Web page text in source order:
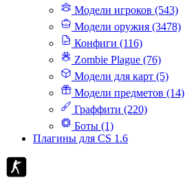
Модели игроков (543)
Модели оружия (3478)
Конфиги (116)
Zombie Plague (76)
Модели для карт (5)
Модели предметов (14)
Граффити (220)
Боты (1)
Плагины для CS 1.6